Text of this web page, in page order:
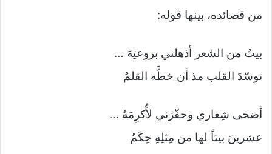
من قصائده، بينها قوله:
بيتٌ من الشعر أذهلني بروعتِهَ …
توسّدَ القلب مذ أن خطَّه القلمُ
أضحى شِعاري وحفّزني لأُكرِمَهُ …
عشرينَ بيتاً لها من مِثلِهِ حِكَمُ